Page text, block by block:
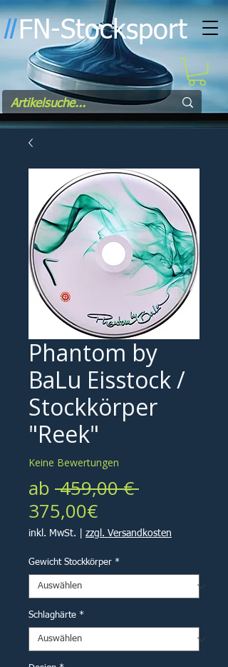
ll FN-Stocksport
Phantom by
BaLu Eisstock /
Stockkörper
"Reek"
Keine Bewertungen
ab 459,00 €
375,00€Sale-
Preis
inkl. MwSt. zzgl. Versandkosten
Gewicht Stockkörper *
Schlaghärte *